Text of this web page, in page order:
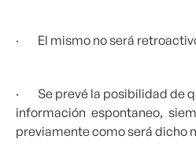
· El mismo no será
· Se prevé la posibilidad de
información espontaneo,
previamente como será dicho